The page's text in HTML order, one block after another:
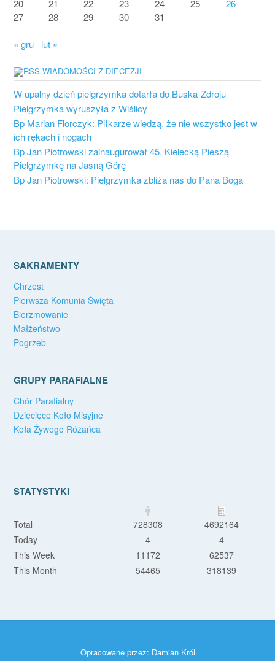
20
21 22 23 24 25
26
27
28 29 30 31
« gru lut »
WIADOMOŚCI Z DIECEZJI
W upalny dzień pielgrzymka dotarła do Buska-Zdroju
Pielgrzymka wyruszyła z Wiślicy
Bp Marian Florczyk: Piłkarze wiedzą, że nie wszystko jest w
ich rękach i nogach
Bp Jan Piotrowski zainaugurował 45. Kielecką Pieszą
Pielgrzymkę na Jasną Górę
Bp Jan Piotrowski: Pielgrzymka zbliża nas do Pana Boga
SAKRAMENTY
Chrzest
Pierwsza Komunia Święta
Bierzmowanie
Małżeństwo
Pogrzeb
GRUPY PARAFIALNE
Chór Parafialny
Dziecięce Koło Misyjne
Koła Żywego Różańca
STATYSTYKI
Total 728308
4692164
Today
4
4
This Week
11172
62537
This Month
54465 318139
Opracowane przez: Damian Król